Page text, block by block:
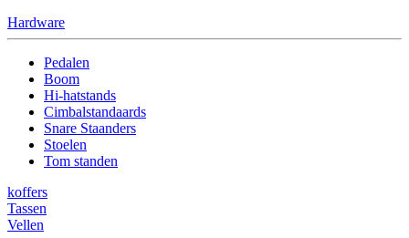
Hardware
Pedalen
Boom
Hi-hatstands
Cimbalstandaards
Snare Staanders
Stoelen
Tom standen
koffers
Tassen
Vellen